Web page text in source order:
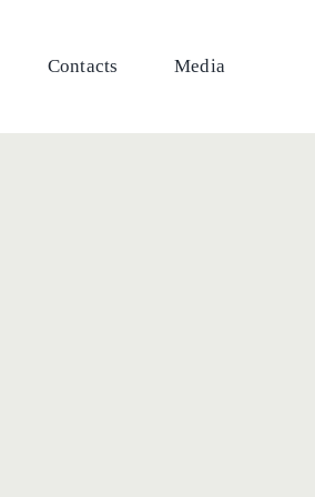
Contacts Media